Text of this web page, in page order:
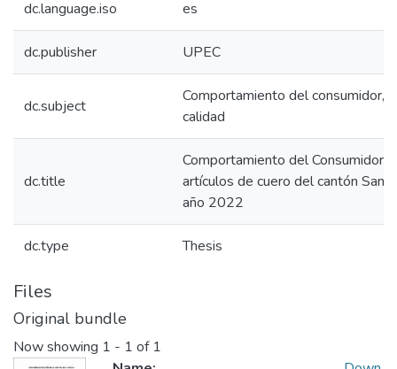
dc.language.iso es
dc.publisher UPEC
dc.subject
Comportamiento del consumidor,
calidad
dc.title
Comportamiento del Consumidor
artículos de cuero del cantón
año 2022
dc.type Thesis
Files
Original bundle
Now showing 1 - 1 of 1